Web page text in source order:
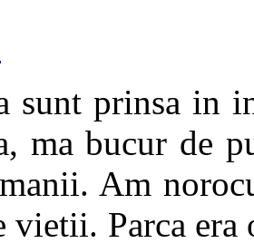
sunt prinsa in
ma bucur de
Am
vietii. Parca